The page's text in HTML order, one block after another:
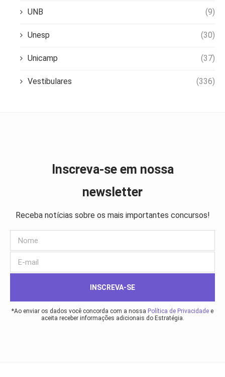
UNB (9)
Unesp (30)
Unicamp (37)
Vestibulares (336)
Inscreva-se em nossa
newsletter
Receba notícias sobre os mais importantes concursos!
INSCREVA-SE
*Ao enviar os dados você concorda com a nossa Política de Privacidade e
aceita receber informações adicionais do Estratégia.